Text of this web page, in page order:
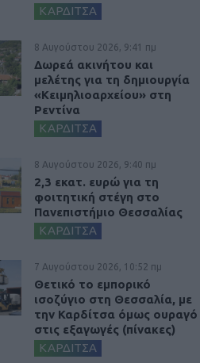
ΚΑΡΔΙΤΣΑ
8 Αυγούστου 2026, 9:41 πμ
Δωρεά ακινήτου και
μελέτης για τη δημιουργία
«Κειμηλιοαρχείου» στη
Ρεντίνα
ΚΑΡΔΙΤΣΑ
8 Αυγούστου 2026, 9:40 πμ
2,3 εκατ. ευρώ για τη
φοιτητική στέγη στο
Πανεπιστήμιο Θεσσαλίας
ΚΑΡΔΙΤΣΑ
7 Αυγούστου 2026, 10:52 πμ
Θετικό το εμπορικό
ισοζύγιο στη Θεσσαλία, με
την Καρδίτσα όμως ουραγό
στις εξαγωγές (πίνακες)
ΚΑΡΔΙΤΣΑ